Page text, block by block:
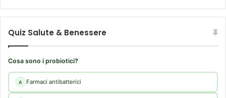
Quiz Salute & Benessere
Cosa sono i probiotici?
A Farmaci antibatterici